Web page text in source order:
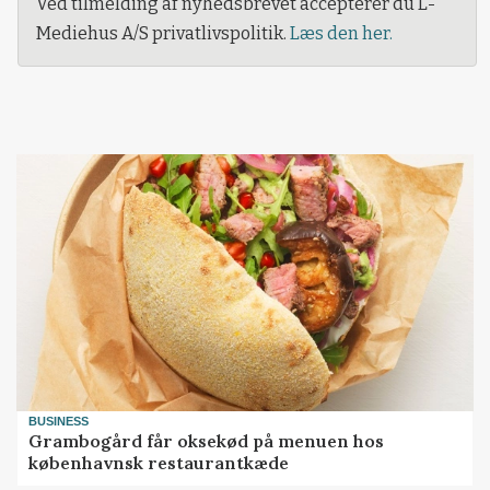
Ved tilmelding af nyhedsbrevet accepterer du L-
Mediehus A/S privatlivspolitik. Læs den her.
BUSINESS
Grambogård får oksekød på menuen hos
københavnsk restaurantkæde